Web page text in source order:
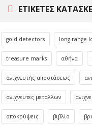
ΕΤΙΚΈΤΕΣ
gold detectors long range
treasure marks αθήνα
ανιχνευτής αποστάσεως
ανιχνευτες μεταλλων
αποκρύψεις βιβλίο